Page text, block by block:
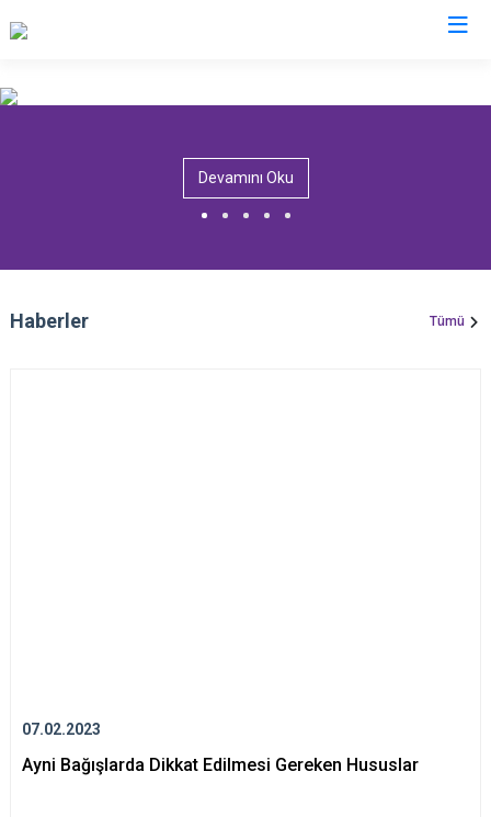
Hopa
Murgul
Devamını Oku
Haberler Tümü
07.02.2023
Ayni Bağışlarda Dikkat Edilmesi Gereken Hususlar